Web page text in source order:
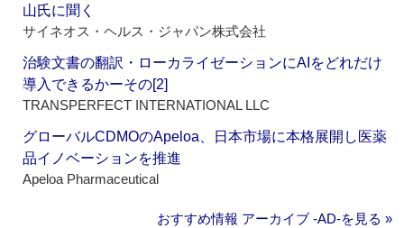
山氏に聞く
サイネオス・ヘルス・ジャパン株式会社
治験文書の翻訳・ローカライゼーションにAIをどれだけ
導入できるかーその[2]
TRANSPERFECT INTERNATIONAL LLC
グローバルCDMOのApeloa、日本市場に本格展開し医薬
品イノベーションを推進
Apeloa Pharmaceutical
おすすめ情報 アーカイブ ‐AD‐を見る »